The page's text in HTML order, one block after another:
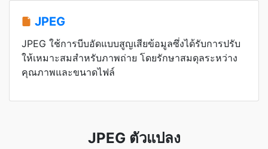
JPEG
JPEG ใช้การบีบอัดแบบสูญเสียข้อมูลซึ่งได้รับการปรับ
ให้เหมาะสมสำหรับภาพถ่าย โดยรักษาสมดุลระหว่าง
คุณภาพและขนาดไฟล์
JPEG ตัวแปลง